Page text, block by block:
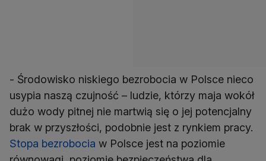
- Środowisko niskiego bezrobocia w Polsce nieco
usypia naszą czujność – ludzie, którzy maja wokół
dużo wody pitnej nie martwią się o jej potencjalny
brak w przyszłości, podobnie jest z rynkiem pracy.
Stopa bezrobocia w Polsce jest na poziomie